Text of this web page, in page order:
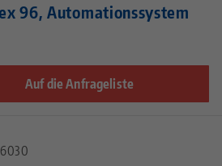
96, Automationssystem
Auf die Anfrageliste